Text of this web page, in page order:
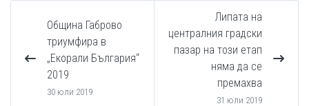
Община Габрово
триумфира в
„Екорали България“
2019
30 юли 2019
Липата на
централния градски
пазар на този етап
няма да се
премахва
31 юли 2019